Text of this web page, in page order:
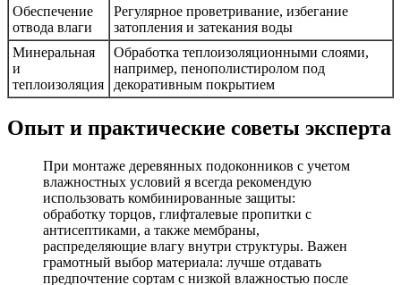
Обеспечение
отвода влаги
Регулярное проветривание, избегание
затопления и затекания воды
Минеральная
и
теплоизоляция
Обработка теплоизоляционными слоями,
например, пенополистиролом под
декоративным покрытием
Опыт и практические советы эксперта
При монтаже деревянных подоконников с учетом
влажностных условий я всегда рекомендую
использовать комбинированные защиты:
обработку торцов, глифталевые пропитки с
антисептиками, а также мембраны,
распределяющие влагу внутри структуры. Важен
грамотный выбор материала: лучше отдавать
предпочтение сортам с низкой влажностью после